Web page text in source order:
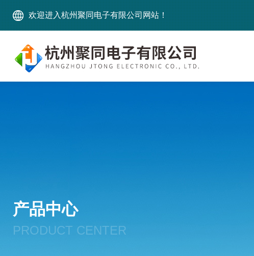
欢迎进入杭州聚同电子有限公司网站！
产品中心
PRODUCT CENTER